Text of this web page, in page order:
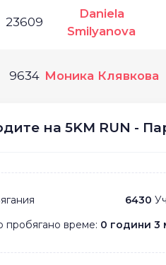
23609
Daniela
Smilyanova
9634 Моника Клявкова
на 5KM RUN -
6430
време: 0 години 3